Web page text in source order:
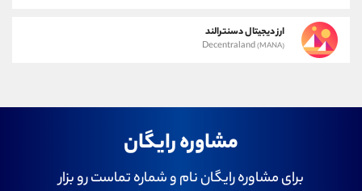
ارز دیجیتال دسنترالند
Decentraland(MANA)
مشاوره رایگان
برای مشاوره رایگان نام و شماره تماست رو بزار